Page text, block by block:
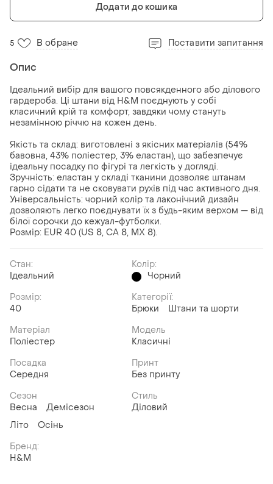
Додати до кошика
5 В обране Поставити запитання
Опис
Ідеальний вибір для вашого повсякденного або ділового
гардероба. Ці штани від H&M поєднують у собі
класичний крій та комфорт, завдяки чому стануть
незамінною річчю на кожен день.
​Якість та склад: виготовлені з якісних матеріалів (54%
бавовна, 43% поліестер, 3% еластан), що забезпечує
ідеальну посадку по фігурі та легкість у догляді.
​Зручність: еластан у складі тканини дозволяє штанам
гарно сідати та не сковувати рухів під час активного дня.
​Універсальність: чорний колір та лаконічний дизайн
дозволяють легко поєднувати їх з будь-яким верхом — від
білої сорочки до кежуал-футболки.
​Розмір: EUR 40 (US 8, CA 8, MX 8).
Стан:
Ідеальний
Колір:
Чорний
Розмір:
40
Категорії:
Брюки
Штани та шорти
Матеріал
Поліестер
Модель
Класичні
Посадка
Середня
Принт
Без принту
Сезон
Весна
Демісезон
Літо
Осінь
Стиль
Діловий
Бренд:
H&M